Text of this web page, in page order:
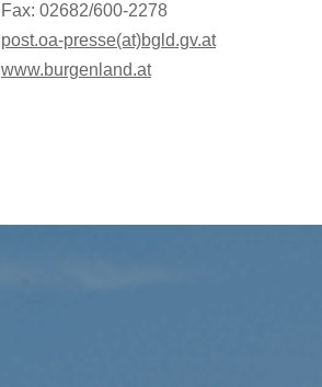
Fax: 02682/600-2278
post.oa-presse(at)bgld.gv.at
www.burgenland.at